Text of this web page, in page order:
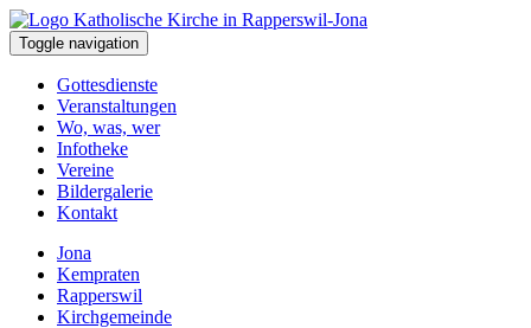
Toggle navigation
Gottesdienste
Veranstaltungen
Wo, was, wer
Infotheke
Vereine
Bildergalerie
Kontakt
Jona
Kempraten
Rapperswil
Kirchgemeinde